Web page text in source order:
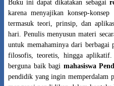
Buku ini dapat dikatakan sebagai
karena menyajikan konsep-
termasuk teori, prinsip, dan
hari. Penulis menyusun materi
untuk memahaminya dari
filosofis, teoretis, hingga
berguna baik bagi mahasiswa
pendidik yang ingin memperdalam